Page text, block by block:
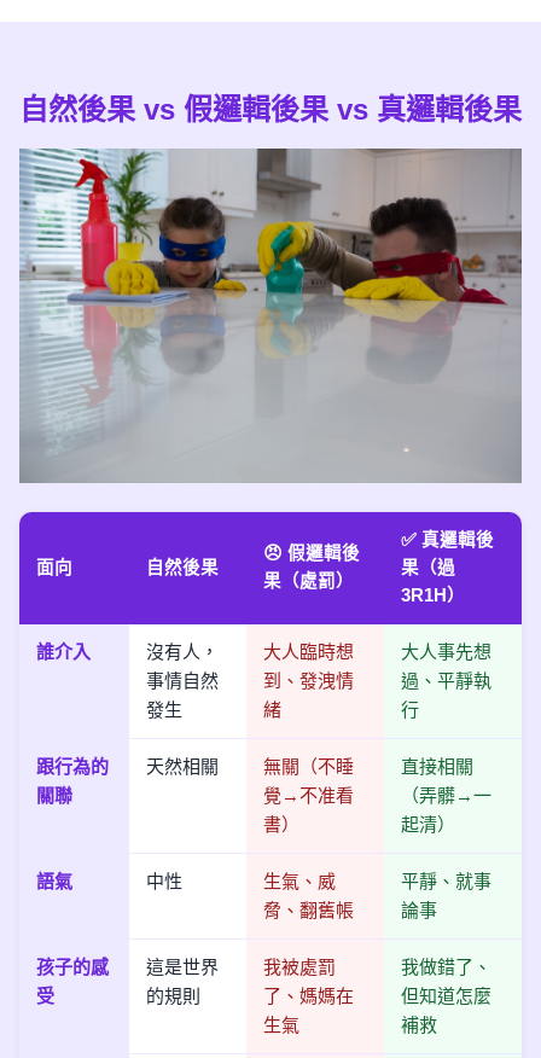
自然後果 vs 假邏輯後果 vs 真邏輯後果
面向 自然後果
😠 假邏輯後
果（處罰）
✅ 真邏輯後
果（過
3R1H）
誰介入
沒有人，
事情自然
發生
大人臨時想
到、發洩情
緒
大人事先想
過、平靜執
行
跟行為的
關聯
天然相關
無關（不睡
覺→不准看
書）
直接相關
（弄髒→一
起清）
語氣 中性
生氣、威
脅、翻舊帳
平靜、就事
論事
孩子的感
受
這是世界
的規則
我被處罰
了、媽媽在
生氣
我做錯了、
但知道怎麼
補救